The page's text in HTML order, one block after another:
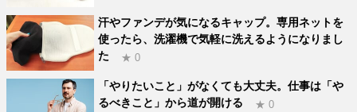
汗やファンデが気になるキャップ。専用ネットを
使ったら、洗濯機で気軽に洗えるようになりまし
た
★ 0
「やりたいこと」がなくても大丈夫。仕事は「や
るべきこと」から道が開ける
★ 0